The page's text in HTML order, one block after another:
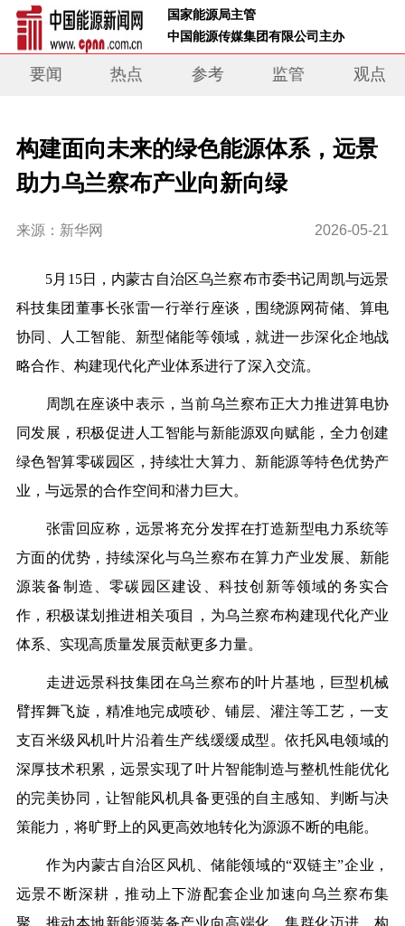
国家能源局主管
中国能源传媒集团有限公司主办
要闻 热点 参考 监管 观点
构建面向未来的绿色能源体系，远景
助力乌兰察布产业向新向绿
来源：新华网 2026-05-21
5月15日，内蒙古自治区乌兰察布市委书记周凯与远景
科技集团董事长张雷一行举行座谈，围绕源网荷储、算电
协同、人工智能、新型储能等领域，就进一步深化企地战
略合作、构建现代化产业体系进行了深入交流。
周凯在座谈中表示，当前乌兰察布正大力推进算电协
同发展，积极促进人工智能与新能源双向赋能，全力创建
绿色智算零碳园区，持续壮大算力、新能源等特色优势产
业，与远景的合作空间和潜力巨大。
张雷回应称，远景将充分发挥在打造新型电力系统等
方面的优势，持续深化与乌兰察布在算力产业发展、新能
源装备制造、零碳园区建设、科技创新等领域的务实合
作，积极谋划推进相关项目，为乌兰察布构建现代化产业
体系、实现高质量发展贡献更多力量。
走进远景科技集团在乌兰察布的叶片基地，巨型机械
臂挥舞飞旋，精准地完成喷砂、铺层、灌注等工艺，一支
支百米级风机叶片沿着生产线缓缓成型。依托风电领域的
深厚技术积累，远景实现了叶片智能制造与整机性能优化
的完美协同，让智能风机具备更强的自主感知、判断与决
策能力，将旷野上的风更高效地转化为源源不断的电能。
作为内蒙古自治区风机、储能领域的“双链主”企业，
远景不断深耕，推动上下游配套企业加速向乌兰察布集